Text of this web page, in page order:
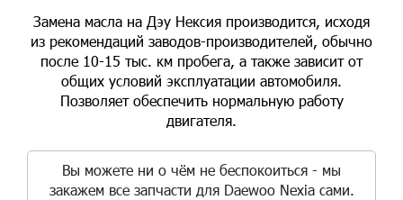
Замена масла на Дэу Нексия производится, исходя
из рекомендаций заводов-производителей, обычно
после 10-15 тыс. км пробега, а также зависит от
общих условий эксплуатации автомобиля.
Позволяет обеспечить нормальную работу
двигателя.
Вы можете ни о чём не беспокоиться - мы
закажем все запчасти для Daewoo Nexia сами.